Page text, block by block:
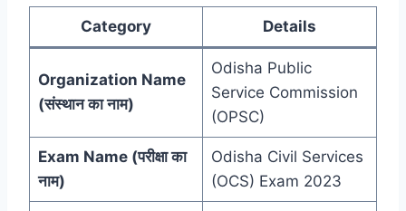
Category Details
Organization Name
(संस्थान का नाम)
Odisha Public
Service Commission
(OPSC)
Exam Name (परीक्षा का
नाम)
Odisha Civil Services
(OCS) Exam 2023